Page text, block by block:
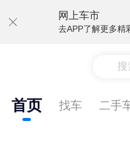
网上车市
去APP了解更多精
搜
首页 找车 二手